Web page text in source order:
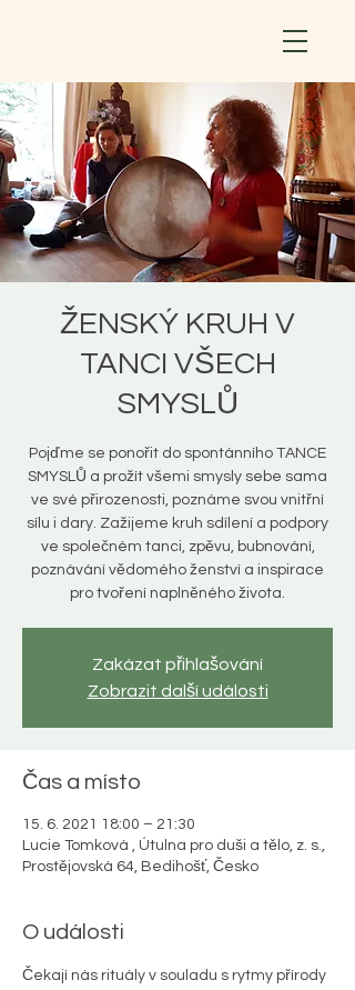
ŽENSKÝ KRUH V
TANCI VŠECH
SMYSLŮ
Pojďme se ponořit do spontánního TANCE
SMYSLŮ a prožít všemi smysly sebe sama
ve své přirozenosti, poznáme svou vnitřní
sílu i dary. Zažijeme kruh sdílení a podpory
ve společném tanci, zpěvu, bubnování,
poznávání vědomého ženství a inspirace
pro tvoření naplněného života.
Zakázat přihlašování
Zobrazit další události
Čas a místo
15. 6. 2021 18:00 – 21:30
Lucie Tomková , Útulna pro duši a tělo, z. s.,
Prostějovská 64, Bedihošť, Česko
O události
Čekají nás rituály v souladu s rytmy přírody